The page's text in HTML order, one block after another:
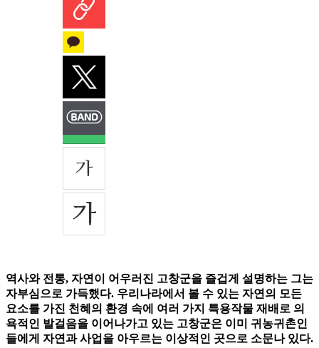
역사와 전통, 자연이 어우러진 고창군을 즐겁게 설명하는 그는
자부심으로 가득했다. 우리나라에서 볼 수 있는 자연의 모든
요소를 가진 천혜의 환경 속에 여러 가지 특용작물 재배로 의
욕적인 발걸음을 이어나가고 있는 고창군은 이미 귀농귀촌인
들에게 자연과 사업을 아우르는 이상적인 곳으로 소문나 있다.